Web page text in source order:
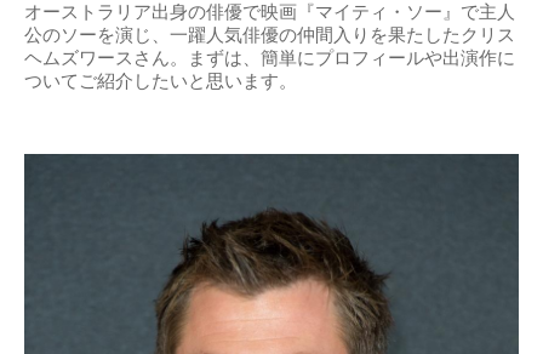
オーストラリア出身の俳優で映画『マイティ・ソー』で主人
公のソーを演じ、一躍人気俳優の仲間入りを果たしたクリス
ヘムズワースさん。まずは、簡単にプロフィールや出演作に
ついてご紹介したいと思います。